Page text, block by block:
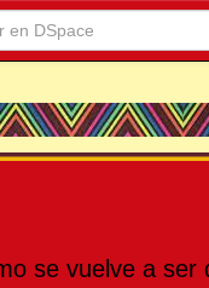
se vuelve a ser